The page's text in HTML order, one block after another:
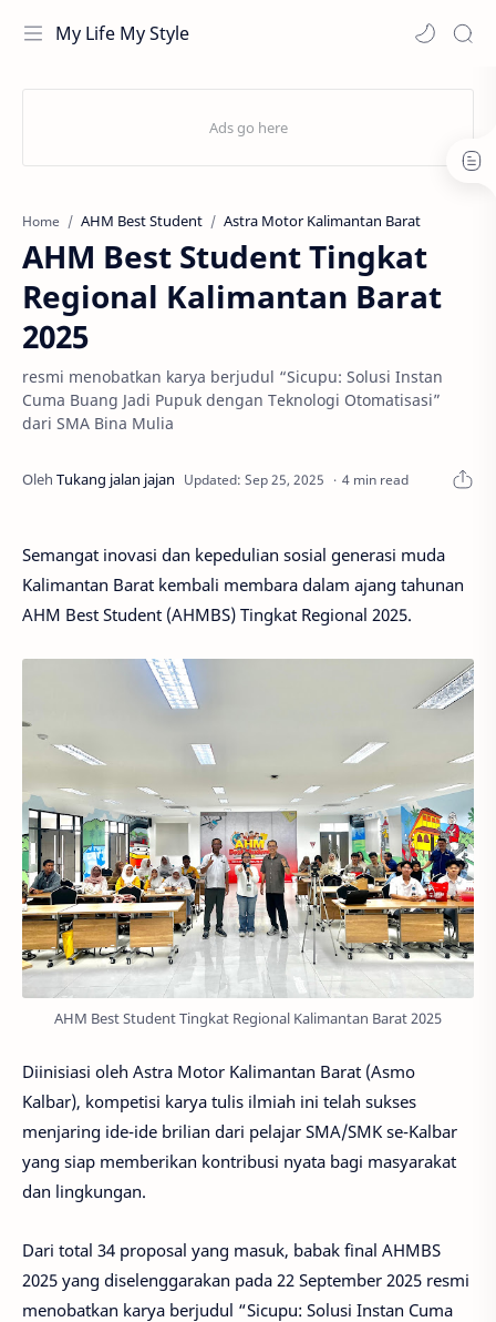
My Life My Style
Home AHM Best Student Astra Motor Kalimantan Barat
AHM Best Student Tingkat
Regional Kalimantan Barat
2025
resmi menobatkan karya berjudul “Sicupu: Solusi Instan
Cuma Buang Jadi Pupuk dengan Teknologi Otomatisasi”
dari SMA Bina Mulia
4 min read
Semangat inovasi dan kepedulian sosial generasi muda
Kalimantan Barat kembali membara dalam ajang tahunan
AHM Best Student (AHMBS) Tingkat Regional 2025.
AHM Best Student Tingkat Regional Kalimantan Barat 2025
Diinisiasi oleh Astra Motor Kalimantan Barat (Asmo
Kalbar), kompetisi karya tulis ilmiah ini telah sukses
menjaring ide-ide brilian dari pelajar SMA/SMK se-Kalbar
yang siap memberikan kontribusi nyata bagi masyarakat
dan lingkungan.
Dari total 34 proposal yang masuk, babak final AHMBS
2025 yang diselenggarakan pada 22 September 2025 resmi
menobatkan karya berjudul “Sicupu: Solusi Instan Cuma